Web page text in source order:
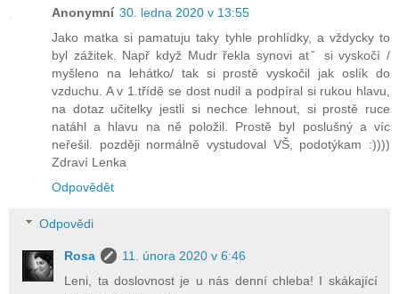
Anonymní 30. ledna 2020 v 13:55
Jako matka si pamatuju taky tyhle prohlídky, a vždycky to
byl zážitek. Např když Mudr řekla synovi atˇ si vyskočí /
myšleno na lehátko/ tak si prostě vyskočil jak oslík do
vzduchu. A v 1.třídě se dost nudil a podpíral si rukou hlavu,
na dotaz učitelky jestli si nechce lehnout, si prostě ruce
natáhl a hlavu na ně položil. Prostě byl poslušný a víc
neřešil. později normálně vystudoval VŠ, podotýkam :))))
Zdraví Lenka
Odpovědět
Odpovědi
Rosa
11. února 2020 v 6:46
Leni, ta doslovnost je u nás denní chleba! I skákající